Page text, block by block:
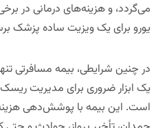
می‌گردد، و هزینه‌های درمانی در
یورو برای یک ویزیت ساده پزشک
در چنین شرایطی، بیمه مسافرتی
یک ابزار ضروری برای مدیریت
است. این بیمه با پوشش‌دهی